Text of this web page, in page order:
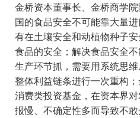
金桥资本董事长、金桥商学
国的食品安全不可能靠大量
有在土壤安全和动植物种子
食品的安全；解决食品安全
生产环节抓，需要用系统思
整体利益链条进行一次重构
消费类投资基金，在资本界
报慢、不确定性多而导致不